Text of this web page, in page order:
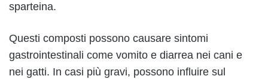
sparteina.
Questi composti possono causare sintomi
gastrointestinali come vomito e diarrea nei cani e
nei gatti. In casi più gravi, possono influire sul